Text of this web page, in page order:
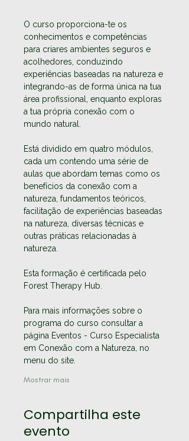
O curso proporciona-te os
conhecimentos e competências
para criares ambientes seguros e
acolhedores, conduzindo
experiências baseadas na natureza e
integrando-as de forma única na tua
área profissional, enquanto exploras
a tua própria conexão com o
mundo natural.
Está dividido em quatro módulos,
cada um contendo uma série de
aulas que abordam temas como os
benefícios da conexão com a
natureza, fundamentos teóricos,
facilitação de experiências baseadas
na natureza, diversas técnicas e
outras práticas relacionadas à
natureza.
Esta formação é certificada pelo
Forest Therapy Hub.
Para mais informações sobre o
programa do curso consultar a
página Eventos - Curso Especialista
em Conexão com a Natureza, no
menu do site.
Mostrar mais
Compartilha este
evento